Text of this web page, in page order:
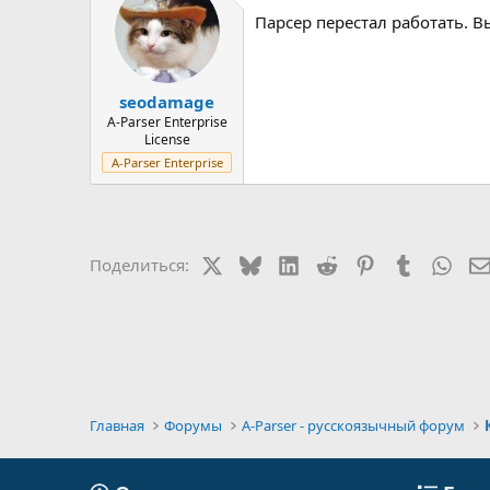
seodamage
A-Parser Enterprise
License
A-Parser Enterprise
Парсер перестал работать.
Поделиться: BlueskyLinkedIn
Reddit PinterestTumblr
Главная Форумы A-Parser - русскоязычный форум